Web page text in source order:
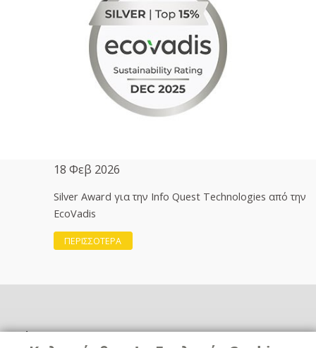
18 Φεβ 2026
Silver Award για την Info Quest Technologies από την
EcoVadis
ΠΕΡΙΣΣΟΤΕΡΑ
Χρήσιμα